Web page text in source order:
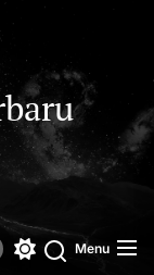
Switch
Menu